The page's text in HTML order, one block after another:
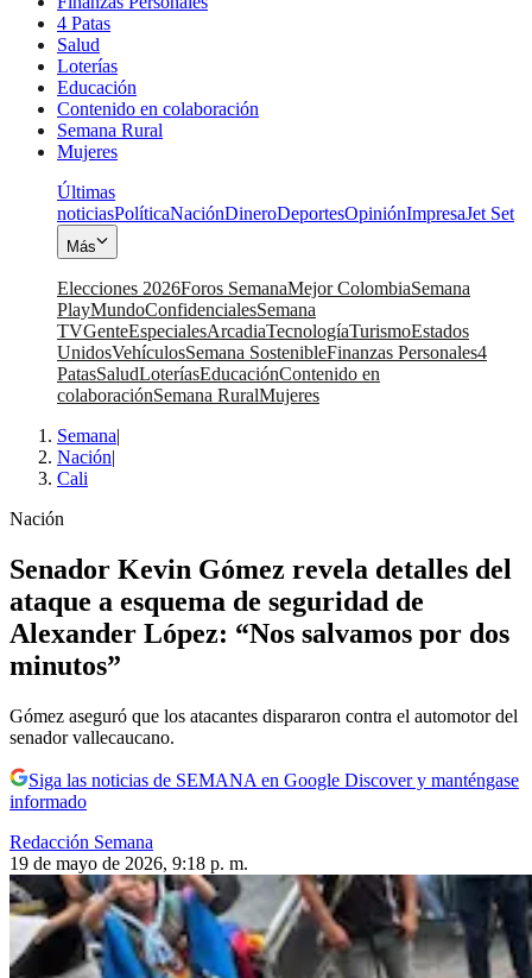
4 Patas
Salud
Loterías
Educación
Contenido en colaboración
Semana Rural
Mujeres
Últimas
noticiasPolíticaNaciónDineroDeportesOpiniónImpresaJet Set
Más
Elecciones 2026Foros SemanaMejor ColombiaSemana
PlayMundoConfidencialesSemana
TVGenteEspecialesArcadiaTecnologíaTurismoEstados
UnidosVehículosSemana SostenibleFinanzas Personales4
PatasSaludLoteríasEducaciónContenido en
colaboraciónSemana RuralMujeres
Semana|
Nación|
Cali
Nación
Senador Kevin Gómez revela detalles del
ataque a esquema de seguridad de
Alexander López: “Nos salvamos por dos
minutos”
Gómez aseguró que los atacantes dispararon contra el automotor del
senador vallecaucano.
Siga las noticias de SEMANA en Google Discover y manténgase
informado
Redacción Semana
19 de mayo de 2026, 9:18 p. m.